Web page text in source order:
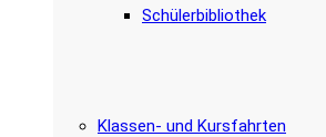
Schülerbibliothek
Klassen- und Kursfahrten